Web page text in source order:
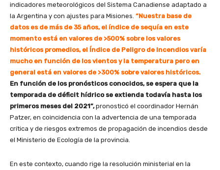
indicadores meteorológicos del Sistema Canadiense adaptado a
la Argentina y con ajustes para Misiones. “Nuestra base de
datos es de más de 35 años, el índice de sequía en este
momento está en valores de >500% sobre los valores
históricos promedios, el Índice de Peligro de Incendios varía
mucho en función de los vientos y la temperatura pero en
general está en valores de >300% sobre valores históricos.
En función de los pronósticos conocidos, se espera que la
temporada de déficit hídrico se extienda todavía hasta los
primeros meses del 2021”,pronosticó el coordinador Hernán
Patzer, en coincidencia con la advertencia de una temporada
crítica y de riesgos extremos de propagación de incendios desde
el Ministerio de Ecología de la provincia.
En este contexto, cuando rige la resolución ministerial en la